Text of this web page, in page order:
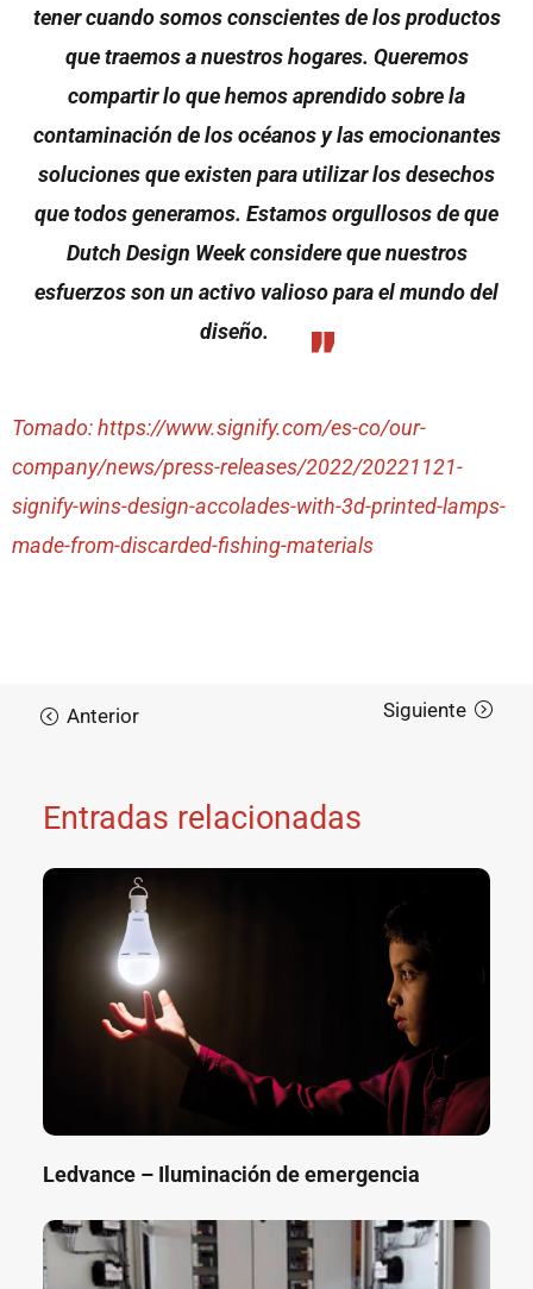
tener cuando somos conscientes de los productos
que traemos a nuestros hogares. Queremos
compartir lo que hemos aprendido sobre la
contaminación de los océanos y las emocionantes
soluciones que existen para utilizar los desechos
que todos generamos. Estamos orgullosos de que
Dutch Design Week considere que nuestros
esfuerzos son un activo valioso para el mundo del
diseño.
Tomado: https://www.signify.com/es-co/our-
company/news/press-releases/2022/20221121-
signify-wins-design-accolades-with-3d-printed-lamps-
made-from-discarded-fishing-materials
Entradas relacionadas
Ledvance – Iluminación de emergencia